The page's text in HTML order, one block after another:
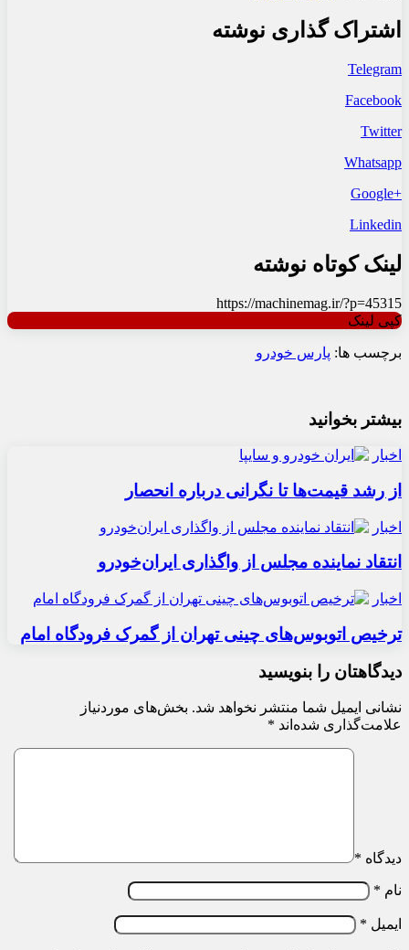
اشتراک گذاری نوشته
Telegram
Facebook
Twitter
Whatsapp
+Google
Linkedin
لینک کوتاه نوشته
https://machinemag.ir/?p=45315
کپی لینک
برچسب ها: پارس خودرو
بیشتر بخوانید
اخبار
از رشد قیمت‌ها تا نگرانی درباره انحصار
اخبار
انتقاد نماینده مجلس از واگذاری ایران‌خودرو
اخبار
ترخیص اتوبوس‌های چینی تهران از گمرک فرودگاه امام
دیدگاهتان را بنویسید
نشانی ایمیل شما منتشر نخواهد شد. بخش‌های موردنیاز
علامت‌گذاری شده‌اند *
دیدگاه *
نام *
ایمیل *